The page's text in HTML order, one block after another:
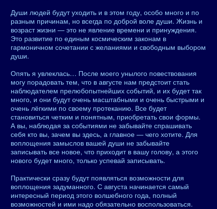
Души людей будут уходить и в этом году, особо много и по
разным причинам, но всегда по доброй воле души. Жизнь и
возраст жизни — это не явление времени и принуждения.
Это развитие по единым космическим законам в
гармоничном сочетании с желаниями и свободным выбором
души.
Опять я увлеклась… После моего унылого повествования
могу порадовать тем, что в августе нам предстоит стать
наблюдателем прелюбопытнейших событий, и их будет так
много, и они будут очень масштабными и очень быстрыми и
очень лёгкими по своему протеканию. Все будет
становиться четким и понятным, приобретать свои формы.
А вы, наблюдая за событиями не забывайте спрашивать
себя кто вы, зачем вы здесь, а главное — чего хотите. Для
воплощения замыслов вашей души не забывайте
записывать все новое, что приходит в вашу голову, а этого
нового будет много, только успевай записывать.
Практически сразу будут появляться возможности для
воплощения задуманного. С августа начинается самый
интересный период этого волшебного года, полный
возможностей и ими надо обязательно воспользоваться.